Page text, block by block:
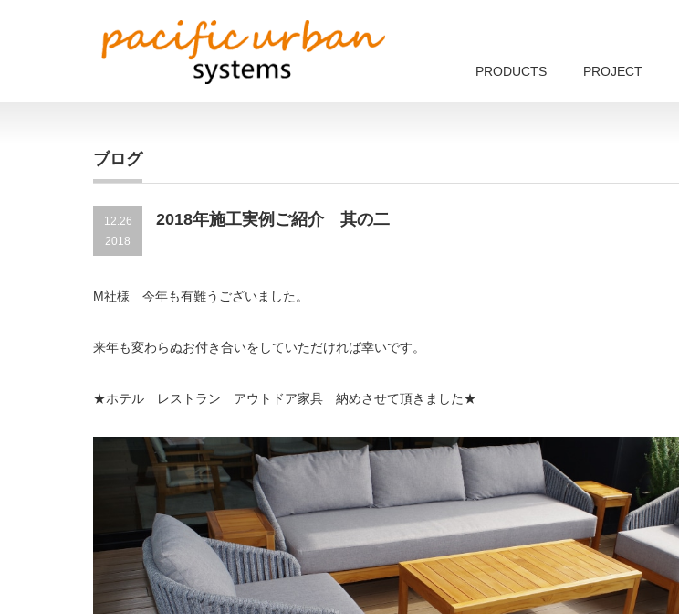
PRODUCTS PROJECT
ブログ
12.26
2018
2018年施工実例ご紹介 其の二
M社様 今年も有難うございました。
来年も変わらぬお付き合いをしていただければ幸いです。
★ホテル レストラン アウトドア家具 納めさせて頂きました★